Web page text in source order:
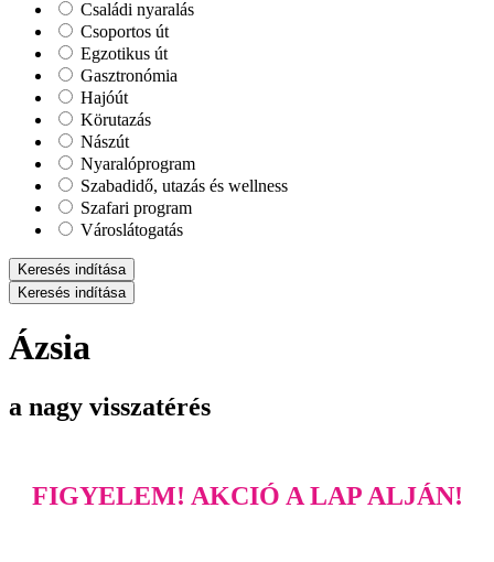
Családi nyaralás
Csoportos út
Egzotikus út
Gasztronómia
Hajóút
Körutazás
Nászút
Nyaralóprogram
Szabadidő, utazás és wellness
Szafari program
Városlátogatás
Keresés indítása
Keresés indítása
Ázsia
a nagy visszatérés
FIGYELEM! AKCIÓ A LAP ALJÁN!